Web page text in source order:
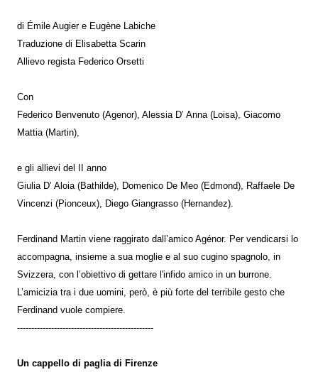
di Émile Augier e Eugène Labiche
Traduzione di Elisabetta Scarin
Allievo regista Federico Orsetti
Con
Federico Benvenuto (Agenor), Alessia D’ Anna (Loisa), Giacomo
Mattia (Martin),
e gli allievi del II anno
Giulia D’ Aloia (Bathilde), Domenico De Meo (Edmond), Raffaele De
Vincenzi (Pionceux), Diego Giangrasso (Hernandez).
Ferdinand Martin viene raggirato dall’amico Agénor. Per vendicarsi lo
accompagna, insieme a sua moglie e al suo cugino spagnolo, in
Svizzera, con l’obiettivo di gettare l'infido amico in un burrone.
L’amicizia tra i due uomini, però, è più forte del terribile gesto che
Ferdinand vuole compiere.
------------------------------------------------
Un cappello di paglia di Firenze